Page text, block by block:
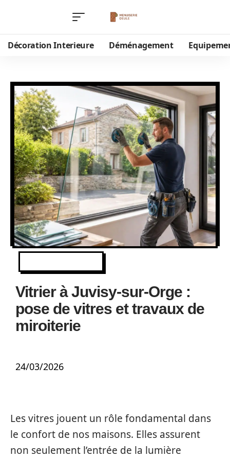
Décoration Interieure Déménagement
Vitrier à Juvisy-sur-Orge :
pose de vitres et travaux de
miroiterie
24/03/2026
Les vitres jouent un rôle fondamental dans
le confort de nos maisons. Elles assurent
non seulement l’entrée de la lumière